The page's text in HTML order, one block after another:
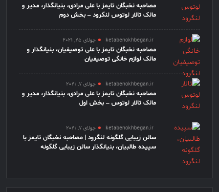
مصاحبه نخبگان تایمز با علی مرادی، بنیانگذار، مدیر و
مالک تالار لوتوس لنگرود – بخش دوم
ketabenokhbegan.ir جولای 25, 2021
مصاحبه نخبگان تایمز با علی توصیفیان، بنیانگذار و
مالک لوازم خانگی توصیفیان
ketabenokhbegan.ir جولای 7, 2021
مصاحبه نخبگان تایمز با علی مرادی، بنیانگذار، مدیر و
مالک تالار لوتوس – بخش اول
ketabenokhbegan.ir جولای 7, 2021
سالن زیبایی گلگونه لنگرود | مصاحبه نخبگان تایمز با
سپیده طالبیان، بنیانگذار سالن زیبایی گلگونه